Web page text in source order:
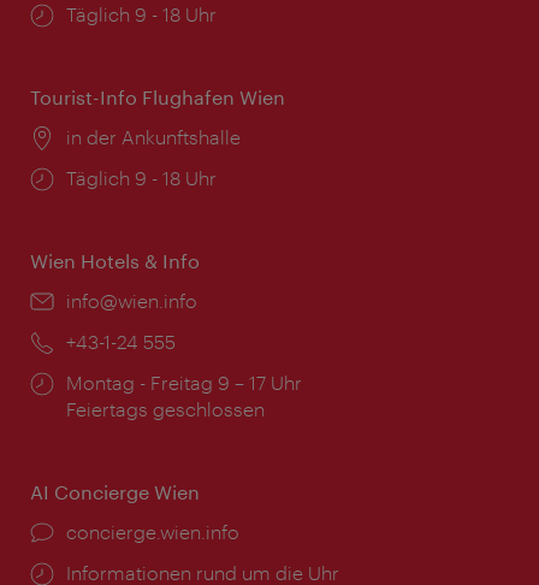
Öffnungszeiten:
Täglich 9 - 18 Uhr
Tourist-Info Flughafen Wien
Ort:
in der Ankunftshalle
Öffnungszeiten:
Täglich 9 - 18 Uhr
Wien Hotels & Info
Email:
info@wien.info
Telefon:
+43-1-24 555
Öffnungszeiten:
Montag - Freitag 9 – 17 Uhr
Feiertags geschlossen
AI Concierge Wien
Ort:
concierge.wien.info
Öffnungszeiten:
Informationen rund um die Uhr